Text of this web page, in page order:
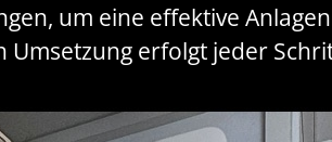
um eine effektive
Umsetzung erfolgt jeder